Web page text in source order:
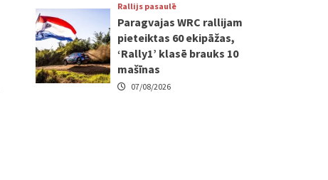
Rallijs pasaulē
Paragvajas WRC rallijam
pieteiktas 60 ekipāžas,
‘Rally1’ klasē brauks 10
mašīnas
07/08/2026